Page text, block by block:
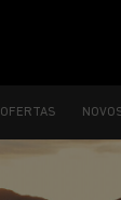
OFERTAS